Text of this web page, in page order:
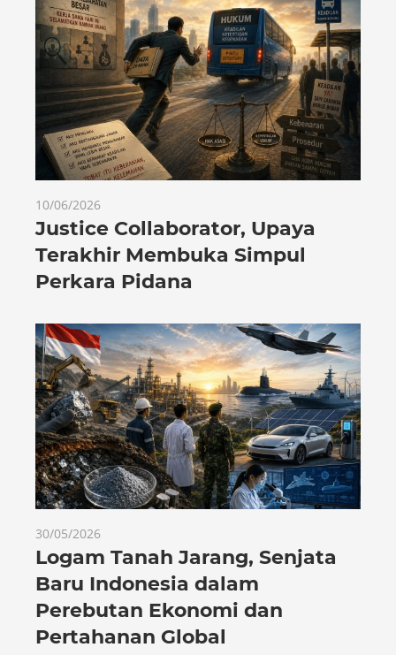
10/06/2026
Justice Collaborator, Upaya
Terakhir Membuka Simpul
Perkara Pidana
30/05/2026
Logam Tanah Jarang, Senjata
Baru Indonesia dalam
Perebutan Ekonomi dan
Pertahanan Global